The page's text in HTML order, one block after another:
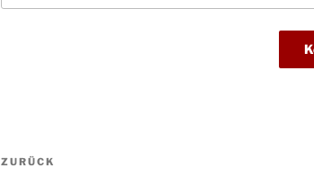
Beitragsnavigation
Vorheriger
ZURÜCK